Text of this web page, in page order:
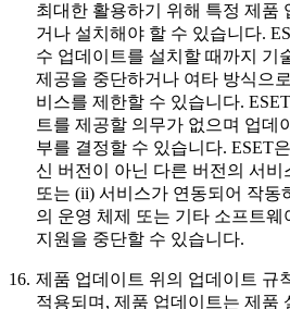
최대한 활용하기 위해 특정 제품
거나 설치해야 할 수 있습니다.
수 업데이트를 설치할 때까지 기
제공을 중단하거나 여타 방식으
비스를 제한할 수 있습니다.
트를 제공할 의무가 없으며 업데
부를 결정할 수 있습니다. ESET
신 버전이 아닌 다른 버전의 서
또는 (ii) 서비스가 연동되어 작동
의 운영 체제 또는 기타 소프트
지원을 중단할 수 있습니다.
16. 제품 업데이트 위의 업데이트 규
적용되며, 제품 업데이트는 제품